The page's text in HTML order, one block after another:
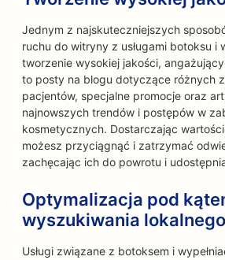
Jednym z najskuteczniejszych
ruchu do witryny z usługami botoksu i
tworzenie wysokiej jakości,
to posty na blogu dotyczące różnych
pacjentów, specjalne promocje oraz
najnowszych trendów i postępów w
kosmetycznych. Dostarczając
możesz przyciągnąć i zatrzymać
zachęcając ich do powrotu i
Optymalizacja pod
wyszukiwania lokalnego
Usługi związane z botoksem i